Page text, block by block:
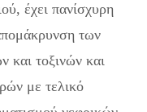
έχει πανίσχυρη
των
τοξινών και
με τελικό